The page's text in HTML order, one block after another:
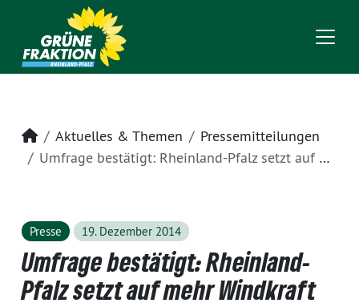
Startseite
Aktuelles & Themen
Pressemitteilungen
Umfrage bestätigt: Rheinland-Pfalz setzt auf mehr Windkraft
Presse 19. Dezember 2014
Umfrage bestätigt: Rheinland-
Pfalz setzt auf mehr Windkraft